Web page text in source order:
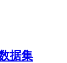
据集